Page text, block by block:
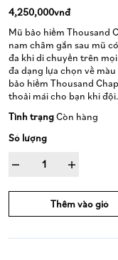
4,250,000vnđ
Mũ bảo hiểm Thousand
nam châm gắn sau mũ
đa khi di chuyển trên
đa dạng lựa chọn về
bảo hiểm Thousand
thoải mái cho bạn khi đội.
Tình trạngCòn hàng
Số lượng
Thêm vào giỏ